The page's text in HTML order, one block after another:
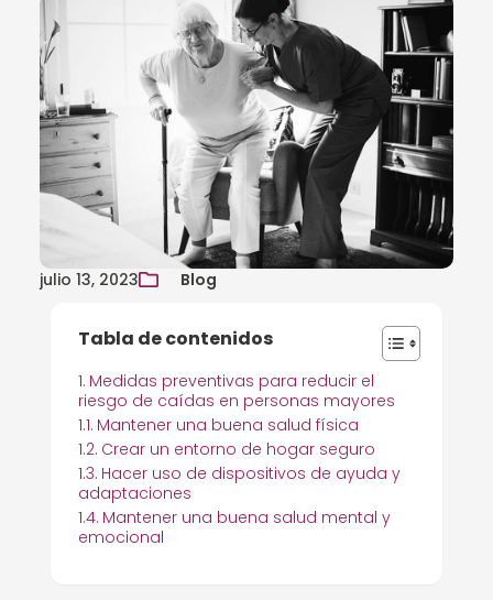
Blog
julio 13, 2023
Tabla de contenidos
Medidas preventivas para reducir el
riesgo de caídas en personas mayores
Mantener una buena salud física
Crear un entorno de hogar seguro
Hacer uso de dispositivos de ayuda y
adaptaciones
Mantener una buena salud mental y
emocional